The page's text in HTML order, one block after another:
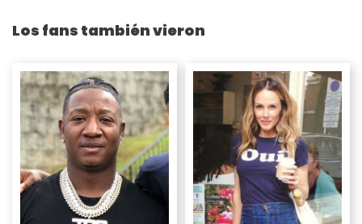
Los fans también vieron